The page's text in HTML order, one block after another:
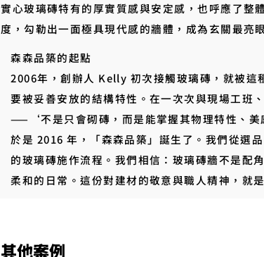
實心玻璃磚特有的厚實質感與安定感，也呼應了整
度，勾勒出一面極具現代感的牆體，成為玄關最亮
森森品築的起點
2006年，創辦人 Kelly 初次接觸玻璃磚，就被這
要被妥善安放的結構特性。在一次次與現場工班
——‘不是只會砌磚，而是能掌握其物理特性、美
於是 2016 年，「森森品築」誕生了。我們從選
的玻璃磚施作流程。我們相信：玻璃磚牆不是配
柔和的日常。這份對建材的敬意與職人精神，就
其他案例